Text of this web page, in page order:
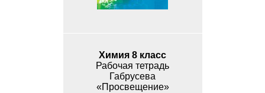
Химия 8 класс
Рабочая тетрадь
Габрусева
«Просвещение»